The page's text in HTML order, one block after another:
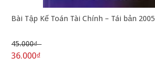
Bài Tập Kế Toán Tài Chính – Tái bản 2005
45.000₫
36.000₫